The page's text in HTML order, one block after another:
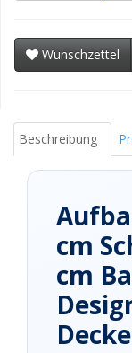
Wunschzettel
Beschreibung
cm
cm
Decke